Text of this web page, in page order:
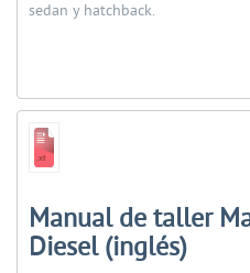
sedan y hatchback.
Manual de taller
Diesel (inglés)